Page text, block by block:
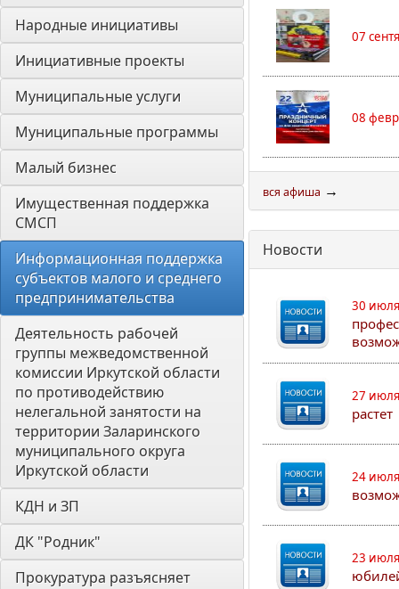
Народные инициативы
Инициативные проекты
Муниципальные услуги
Муниципальные программы
Малый бизнес
Имущественная поддержка
СМСП
Информационная поддержка
субъектов малого и среднего
предпринимательства
Деятельность рабочей
группы межведомственной
комиссии Иркутской области
по противодействию
нелегальной занятости на
территории Заларинского
муниципального округа
Иркутской области
КДН и ЗП
ДК "Родник"
Прокуратура разъясняет
07
08
вся афиша →
Новости
30
27
растет
24
23